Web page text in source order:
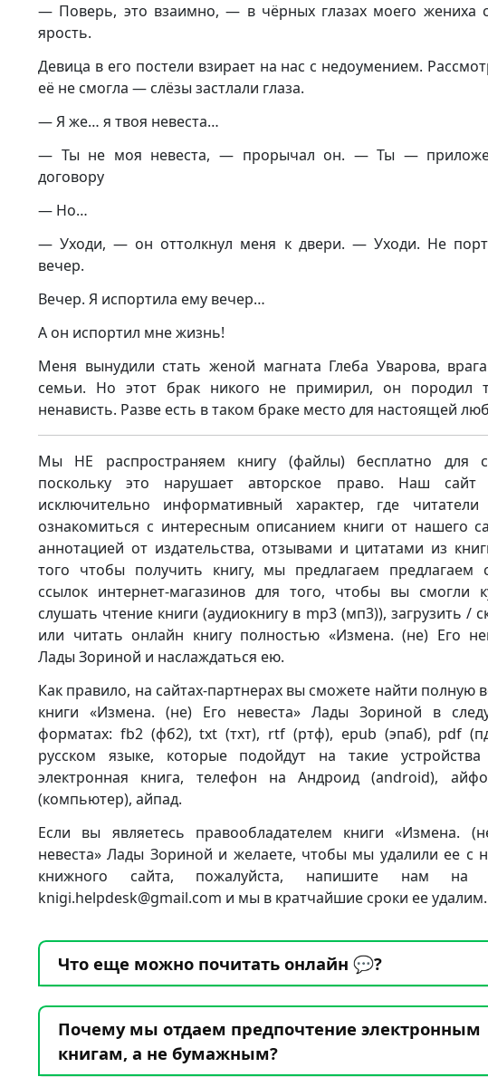
— Поверь, это взаимно, — в чёрных глазах моего жениха
ярость.
Девица в его постели взирает на нас с недоумением.
её не смогла — слёзы застлали глаза.
— Я же… я твоя невеста…
— Ты не моя невеста, — прорычал он. — Ты —
договору
— Но…
— Уходи, — он оттолкнул меня к двери. — Уходи. Не
вечер.
Вечер. Я испортила ему вечер…
А он испортил мне жизнь!
Меня вынудили стать женой магната Глеба Уварова,
семьи. Но этот брак никого не примирил, он породил
ненависть. Разве есть в таком браке место для настоящей
Мы НЕ распространяем книгу (файлы) бесплатно для
поскольку это нарушает авторское право. Наш сайт
исключительно информативный характер, где читатели
ознакомиться с интересным описанием книги от нашего
аннотацией от издательства, отзывами и цитатами из
того чтобы получить книгу, мы предлагаем предлагаем
ссылок интернет-магазинов для того, чтобы вы смогли
слушать чтение книги (аудиокнигу в mp3 (мп3)), загрузить /
или читать онлайн книгу полностью «Измена. (не) Его
Лады Зориной и наслаждаться ею.
Как правило, на сайтах-партнерах вы сможете найти полную
книги «Измена. (не) Его невеста» Лады Зориной в
форматах: fb2 (фб2), txt (тхт), rtf (ртф), epub (эпаб), pdf
русском языке, которые подойдут на такие
электронная книга, телефон на Андроид (android),
(компьютер), айпад.
Если вы являетесь правообладателем книги «Измена.
невеста» Лады Зориной и желаете, чтобы мы удалили ее с
книжного сайта, пожалуйста, напишите нам на
knigi.helpdesk@gmail.com и мы в кратчайшие сроки ее удалим.
Что еще можно почитать онлайн 💬?
Почему мы отдаем предпочтение электронным
книгам, а не бумажным?